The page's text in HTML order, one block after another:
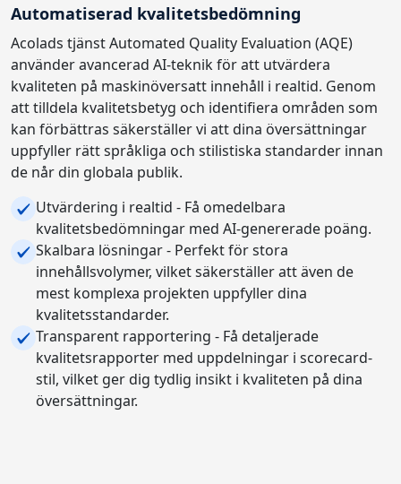
Automatiserad kvalitetsbedömning
Acolads tjänst Automated Quality Evaluation (AQE)
använder avancerad AI-teknik för att utvärdera
kvaliteten på maskinöversatt innehåll i realtid. Genom
att tilldela kvalitetsbetyg och identifiera områden som
kan förbättras säkerställer vi att dina översättningar
uppfyller rätt språkliga och stilistiska standarder innan
de når din globala publik.
Utvärdering i realtid - Få omedelbara
kvalitetsbedömningar med AI-genererade poäng.
Skalbara lösningar - Perfekt för stora
innehållsvolymer, vilket säkerställer att även de
mest komplexa projekten uppfyller dina
kvalitetsstandarder.
Transparent rapportering - Få detaljerade
kvalitetsrapporter med uppdelningar i scorecard-
stil, vilket ger dig tydlig insikt i kvaliteten på dina
översättningar.